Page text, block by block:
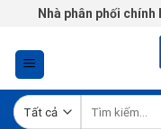
Chuyển
nội
dung
Nhà phân phối chính
kiếm: